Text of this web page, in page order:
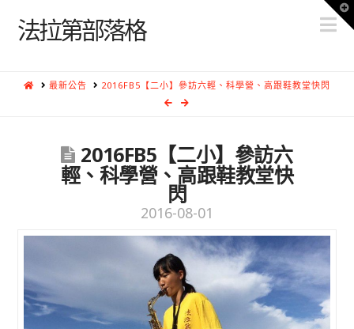
法拉第部落格
HOME最新公告 2016FB5【二小】參訪六輕、科學營、高跟鞋教堂快閃
2016FB5【二小】參訪六
輕、科學營、高跟鞋教堂快
閃
2016-08-01